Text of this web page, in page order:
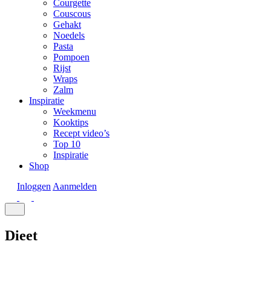
Courgette
Couscous
Gehakt
Noedels
Pasta
Pompoen
Rijst
Wraps
Zalm
Inspiratie
Weekmenu
Kooktips
Recept video’s
Top 10
Inspiratie
Shop
Inloggen Aanmelden
Dieet